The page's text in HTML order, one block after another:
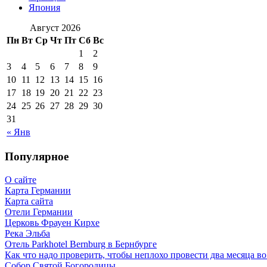
Япония
Август 2026
Пн Вт Ср Чт Пт Сб Вс
« Янв
1
2
3
4 5 6 7 8
9
10 11 12 13 14 15 16
17 18 19 20 21 22 23
24 25 26 27 28 29 30
31
Популярное
О сайте
Карта Германии
Карта сайта
Отели Германии
Церковь Фрауен Кирхе
Река Эльба
Отель Parkhotel Bernburg в Бернбурге
Как что надо проверить, чтобы неплохо провести два месяца